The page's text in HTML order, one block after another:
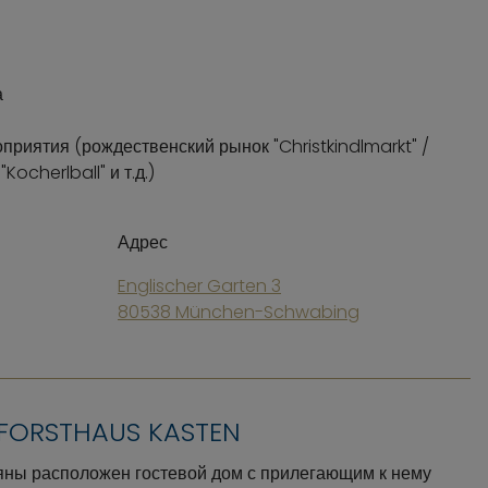
(рождественский рынок "Christkindlmarkt" /
и т.д.)
Адрес
Englischer Garten 3
80538 München-Schwabing
KASTEN
расположен гостевой дом с прилегающим к нему